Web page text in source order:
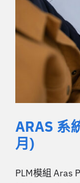
ARAS 系
月)
PLM模組 Aras